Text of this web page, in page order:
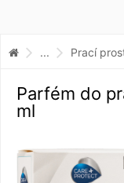
... Prací
Parfém do
ml